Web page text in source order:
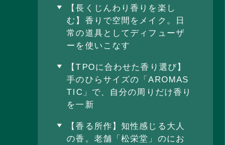
【長くじんわり香りを楽し
む】香りで空間をメイク。日
常の道具としてディフューザ
ーを使いこなす
【TPOに合わせた香り選び】
手のひらサイズの「AROMAS
TIC」で、自分の周りだけ香り
を一新
【香る所作】知性感じる大人
の香。老舗「松栄堂」のにお